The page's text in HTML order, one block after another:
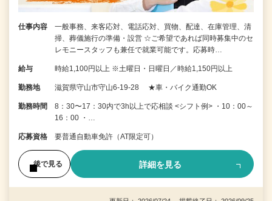
仕事内容
一般事務、来客応対、電話応対、買物、配達、在庫管理、清
掃、葬儀施行の準備・設営 ☆ご希望であれば同時募集中のセ
レモニースタッフも兼任で就業可能です。応募時…
給与 時給1,100円以上 ※土曜日・日曜日／時給1,150円以上
勤務地 滋賀県守山市守山6-19-28 ★車・バイク通勤OK
勤務時間
8：30〜17：30内で3h以上で応相談 <シフト例> ・10：00～
16：00 ・…
応募資格 要普通自動車免許（AT限定可）
後で見る 詳細を見る